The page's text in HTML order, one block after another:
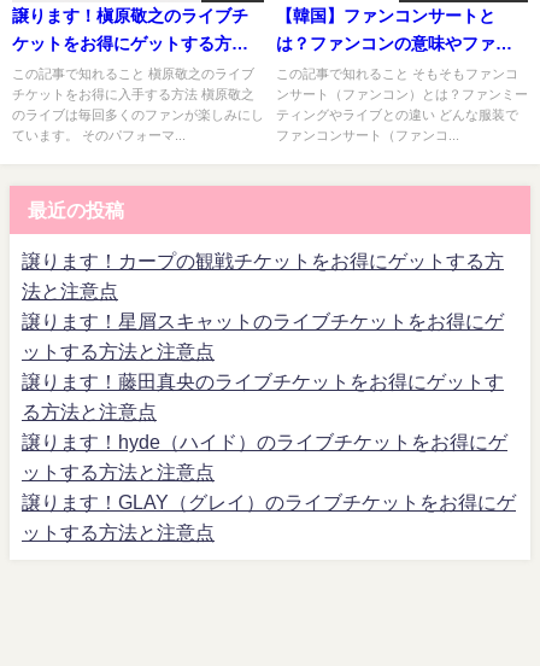
譲ります！槇原敬之のライブチ
ケットをお得にゲットする方法
と注意点
この記事で知れること 槇原敬之のライブ
チケットをお得に入手する方法 槇原敬之
のライブは毎回多くのファンが楽しみにし
ています。 そのパフォーマ...
【韓国】ファンコンサートと
は？ファンコンの意味やファン
ミーティング・ライブとの違い
を解説
この記事で知れること そもそもファンコ
ンサート（ファンコン）とは？ファンミー
ティングやライブとの違い どんな服装で
ファンコンサート（ファンコ...
最近の投稿
譲ります！カープの観戦チケットをお得にゲットする方
法と注意点
譲ります！星屑スキャットのライブチケットをお得にゲ
ットする方法と注意点
譲ります！藤田真央のライブチケットをお得にゲットす
る方法と注意点
譲ります！hyde（ハイド）のライブチケットをお得にゲ
ットする方法と注意点
譲ります！GLAY（グレイ）のライブチケットをお得にゲ
ットする方法と注意点